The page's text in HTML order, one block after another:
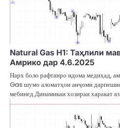
Natural Gas H1: Таҳлили
Амрико дар 4.6.2025
Нарх боло рафтанро идома медиҳад,
Gas шумо аломатҳои анҷоми
мебинед.Динамикаи хозираи харакат